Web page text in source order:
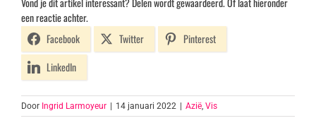
een reactie achter.
Facebook
Twitter
Pinterest
LinkedIn
Door Ingrid Larmoyeur | 14 januari 2022 | Azië Vis